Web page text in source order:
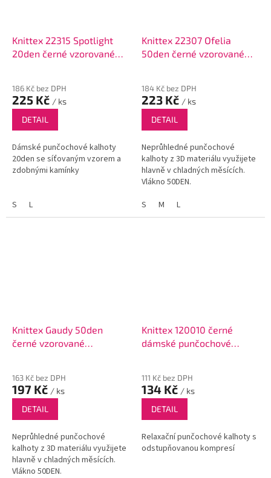
Knittex 22315 Spotlight
20den černé vzorované
186 Kč bez DPH
225 Kč / ks
DETAIL
Dámské punčochové kalhoty
20den se síťovaným vzorem a
zdobnými kamínky
S L
Knittex 22307 Ofelia
50den černé vzorované
184 Kč bez DPH
223 Kč / ks
DETAIL
Neprůhledné punčochové
kalhoty z 3D materiálu využijete
hlavně v chladných měsících.
Vlákno 50DEN.
S
M L
Knittex Gaudy 50den
černé vzorované
163 Kč bez DPH
197 Kč / ks
DETAIL
Neprůhledné punčochové
kalhoty z 3D materiálu využijete
hlavně v chladných měsících.
Vlákno 50DEN.
Knittex 120010 černé
dámské punčochové
111 Kč bez DPH
134 Kč / ks
DETAIL
Relaxační punčochové kalhoty s
odstupňovanou kompresí